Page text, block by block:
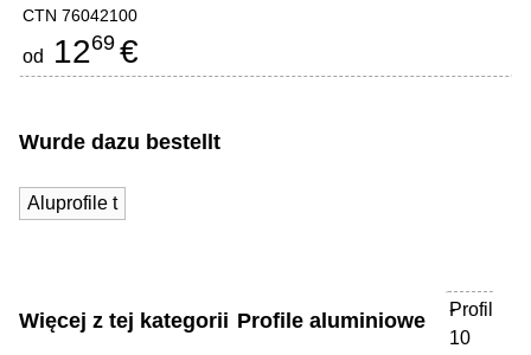
CTN 76042100
od 1269 €
Wurde dazu bestellt
Aluprofile t
Więcej z tej kategorii Profile aluminiowe
Profil
10
-